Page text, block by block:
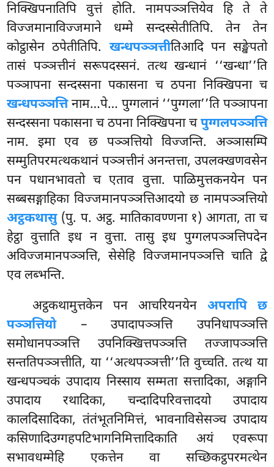
निक्खिपनातिपि वुत्तं होति. नामपञ्ञत्तियेव हि ते ते
विज्जमानाविज्जमाने धम्मे सन्दस्सेतीतिपि. तेन तेन
कोट्ठासेन ठपेतीतिपि. खन्धपञ्ञत्तीतिआदि पन सङ्खेपतो
तासं पञ्ञत्तीनं सरूपदस्सनं. तत्थ खन्धानं ‘‘खन्धा’’ति
पञ्ञापना सन्दस्सना पकासना च ठपना निक्खिपना च
खन्धपञ्ञत्तिनाम…पे… पुग्गलानं ‘‘पुग्गला’’ति पञ्ञापना
सन्दस्सना पकासना च ठपना निक्खिपना चपुग्गलपञ्ञत्ति
नाम. इमा एव छ पञ्ञत्तियो विज्जन्ति. अञ्ञासम्पि
सम्मुतिपरमत्थकथानं पञ्ञत्तीनं अनन्तत्ता, उपलक्खणवसेन
पन पधानभावतो च एताव वुत्ता. पाळिमुत्तकनयेन पन
सब्बसङ्गाहिका विज्जमानपञ्ञत्तिआदयो छ नामपञ्ञत्तियो
अट्ठकथासु(पु. प. अट्ठ. मातिकावण्णना १) आगता, ता च
हेट्ठा वुत्ताति इध न वुत्ता. तासु इध पुग्गलपञ्ञत्तिपदेन
अविज्जमानपञ्ञत्ति, सेसेहि विज्जमानपञ्ञत्ति चाति द्वे
एव लब्भन्ति.
अट्ठकथामुत्तकेन पन आचरियनयेन अपरापि छ
पञ्ञत्तियो– उपादापञ्ञत्ति उपनिधापञ्ञत्ति
समोधानपञ्ञत्ति उपनिक्खित्तपञ्ञत्ति तज्जापञ्ञत्ति
सन्ततिपञ्ञत्तीति, या ‘‘अत्थपञ्ञत्ती’’तिवुच्चति. तत्थ या
खन्धपञ्चकं उपादाय निस्साय सम्मता सत्तादिका, अङ्गानि
उपादाय रथादिका, चन्दादिपरिवत्तादयो उपादाय
कालदिसादिका, तंतंभूतनिमित्तं, भावनाविसेसञ्च उपादाय
कसिणादिउग्गहपटिभागनिमित्तादिकाति अयं एवरूपा
सभावधम्मेहि एकत्तेन वा सच्छिकट्ठपरमत्थेन